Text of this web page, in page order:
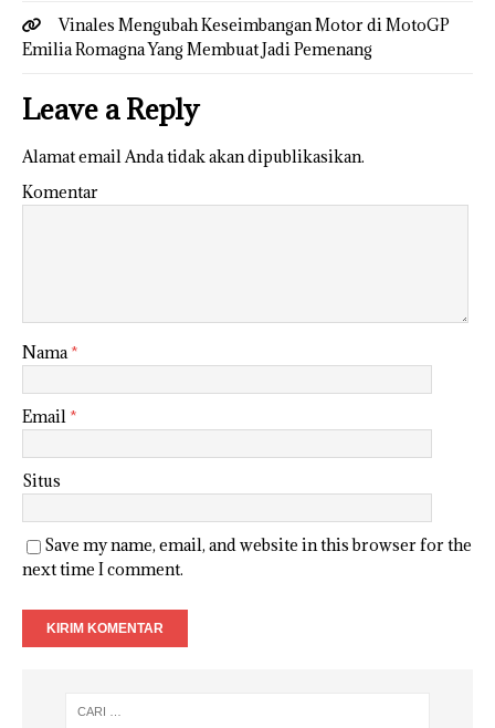
Vinales Mengubah Keseimbangan Motor di MotoGP
Emilia Romagna Yang Membuat Jadi Pemenang
Leave a Reply
Alamat email Anda tidak akan dipublikasikan.
Komentar
Nama*
Email *
Situs
Save my name, email, and website in this browser for the
next time I comment.